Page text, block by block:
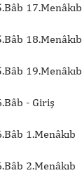
17.Menâkıb
18.Menâkıb
19.Menâkıb
- Giriş
1.Menâkıb
2.Menâkıb